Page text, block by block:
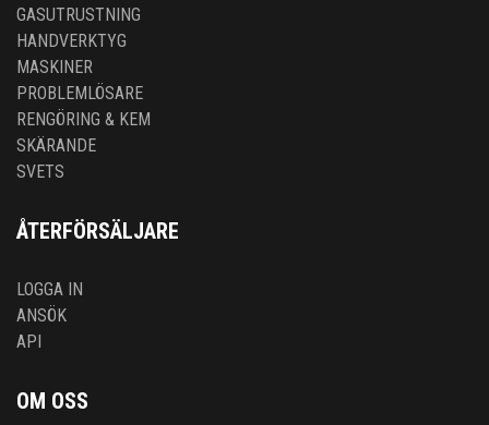
GASUTRUSTNING
HANDVERKTYG
MASKINER
PROBLEMLÖSARE
RENGÖRING & KEM
SKÄRANDE
SVETS
ÅTERFÖRSÄLJARE
LOGGA IN
ANSÖK
API
OM OSS